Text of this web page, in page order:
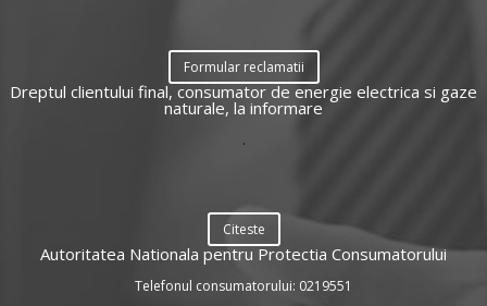
Formular reclamatii
Dreptul clientului final, consumator de energie electrica si gaze
naturale, la informare
.
Citeste
Autoritatea Nationala pentru Protectia Consumatorului
Telefonul consumatorului: 0219551